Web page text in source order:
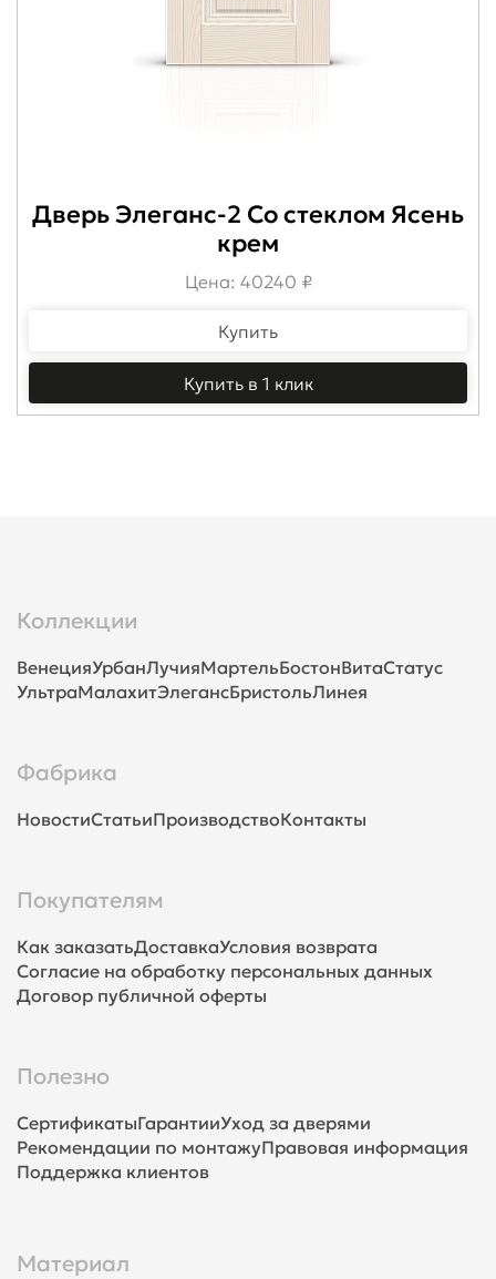
Дверь Элеганс-2 Со стеклом Ясень
крем
Цена: 40240 ₽
Купить
Купить в 1 клик
Коллекции
ВенецияУрбанЛучияМартельБостонВитаСтатус
УльтраМалахитЭлегансБристольЛинея
Фабрика
НовостиСтатьиПроизводствоКонтакты
Покупателям
Как заказатьДоставкаУсловия возврата
Согласие на обработку персональных данных
Договор публичной оферты
Полезно
СертификатыГарантииУход за дверями
Рекомендации по монтажуПравовая информация
Поддержка клиентов
Материал